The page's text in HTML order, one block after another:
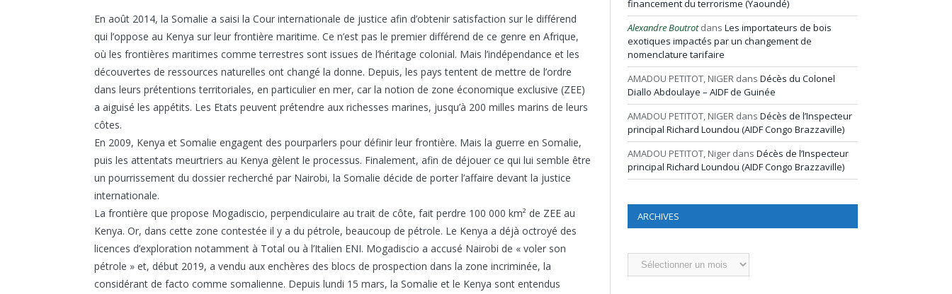
En août 2014, la Somalie a saisi la Cour internationale de justice afin d’obtenir satisfaction sur le différend
qui l’oppose au Kenya sur leur frontière maritime. Ce n’est pas le premier différend de ce genre en Afrique,
où les frontières maritimes comme terrestres sont issues de l’héritage colonial. Mais l’indépendance et les
découvertes de ressources naturelles ont changé la donne. Depuis, les pays tentent de mettre de l’ordre
dans leurs prétentions territoriales, en particulier en mer, car la notion de zone économique exclusive (ZEE)
a aiguisé les appétits. Les Etats peuvent prétendre aux richesses marines, jusqu’à 200 milles marins de leurs
côtes.
En 2009, Kenya et Somalie engagent des pourparlers pour définir leur frontière. Mais la guerre en Somalie,
puis les attentats meurtriers au Kenya gèlent le processus. Finalement, afin de déjouer ce qui lui semble être
un pourrissement du dossier recherché par Nairobi, la Somalie décide de porter l’affaire devant la justice
internationale.
La frontière que propose Mogadiscio, perpendiculaire au trait de côte, fait perdre 100 000 km² de ZEE au
Kenya. Or, dans cette zone contestée il y a du pétrole, beaucoup de pétrole. Le Kenya a déjà octroyé des
licences d’exploration notamment à Total ou à l’Italien ENI. Mogadiscio a accusé Nairobi de « voler son
pétrole » et, début 2019, a vendu aux enchères des blocs de prospection dans la zone incriminée, la
considérant de facto comme somalienne. Depuis lundi 15 mars, la Somalie et le Kenya sont entendus
financement du terrorisme (Yaoundé)
Alexandre Boutrotdans Les importateurs de bois
exotiques impactés par un changement de
nomenclature tarifaire
AMADOU PETITOT, NIGER dans Décès du Colonel
Diallo Abdoulaye – AIDF de Guinée
AMADOU PETITOT, NIGER dans Décès de l’Inspecteur
principal Richard Loundou (AIDF Congo Brazzaville)
AMADOU PETITOT, Niger dans Décès de l’Inspecteur
principal Richard Loundou (AIDF Congo Brazzaville)
ARCHIVES
Archives